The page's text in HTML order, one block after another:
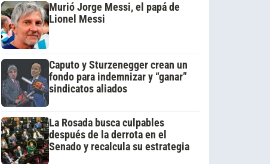
Murió Jorge Messi, el papá de
Lionel Messi
Caputo y Sturzenegger crean un
fondo para indemnizar y “ganar”
sindicatos aliados
La Rosada busca culpables
después de la derrota en el
Senado y recalcula su estrategia